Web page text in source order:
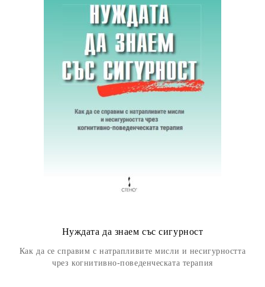
Нуждата да знаем със сигурност
Как да се справим с натрапливите мисли и несигурността
чрез когнитивно-поведенческата терапия